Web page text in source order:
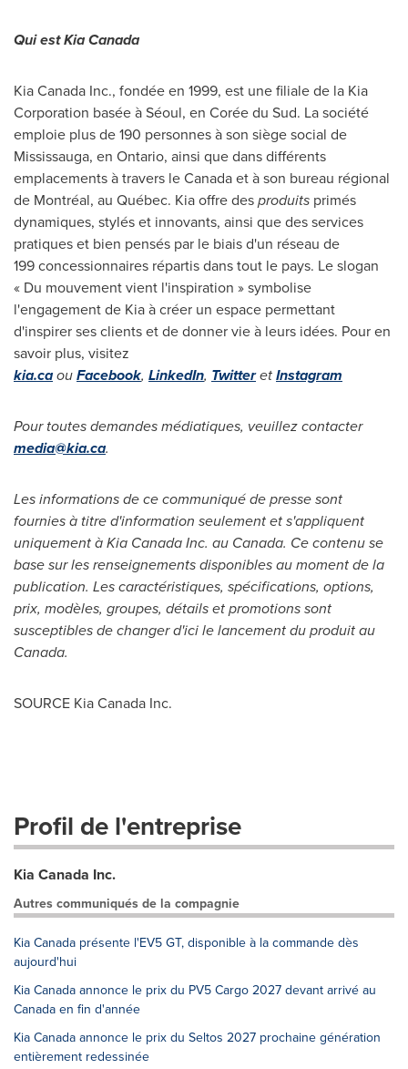
Qui estKia Canada
Kia Canada Inc., fondée en 1999, est une filiale de la Kia
Corporation basée à Séoul, en Corée du Sud. La société
emploie plus de 190 personnes à son siège social de
Mississauga, en Ontario, ainsi que dans différents
emplacements à travers le Canada et à son bureau régional
de Montréal, au Québec. Kia offre desproduits primés
dynamiques, stylés et innovants, ainsi que des services
pratiques et bien pensés par le biais d'un réseau de
199 concessionnaires répartis dans tout le pays. Le slogan
« Du mouvement vient l'inspiration » symbolise
l'engagement de Kia à créer un espace permettant
d'inspirer ses clients et de donner vie à leurs idées. Pour en
savoir plus, visitez
kia.caouFacebook, LinkedIn, TwitteretInstagram
Pour toutes demandes médiatiques, veuillez contacter
media@kia.ca.
Les informations de ce communiqué de presse sont
fournies à titre d'information seulement et s'appliquent
uniquement à Kia Canada Inc. au Canada. Ce contenu se
base sur les renseignements disponibles au moment de la
publication. Les caractéristiques, spécifications, options,
prix, modèles, groupes, détails et promotions sont
susceptibles de changer d'ici le lancement du produit au
Canada.
SOURCE Kia Canada Inc.
Profil de l'entreprise
Kia Canada Inc.
Autres communiqués de la compagnie
Kia Canada présente l'EV5 GT, disponible à la commande dès
aujourd'hui
Kia Canada annonce le prix du PV5 Cargo 2027 devant arrivé au
Canada en fin d'année
Kia Canada annonce le prix du Seltos 2027 prochaine génération
entièrement redessinée